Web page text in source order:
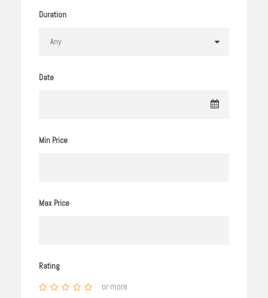
Duration
Date
Min Price
Max Price
Rating
or more